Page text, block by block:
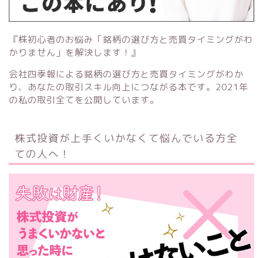
『株初心者のお悩み「銘柄の選び方と売買タイミングがわ
かりません」を解決します！』
会社四季報による銘柄の選び方と売買タイミングがわか
り、あなたの取引スキル向上につながる本です。2021年
の私の取引全てを公開しています。
株式投資が上手くいかなくて悩んでいる方全
ての人へ！